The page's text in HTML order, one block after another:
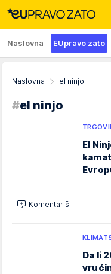
Naslovna EUpravo zato
Naslovna el ninjo
#el ninjo
El
Komentariši
Da li